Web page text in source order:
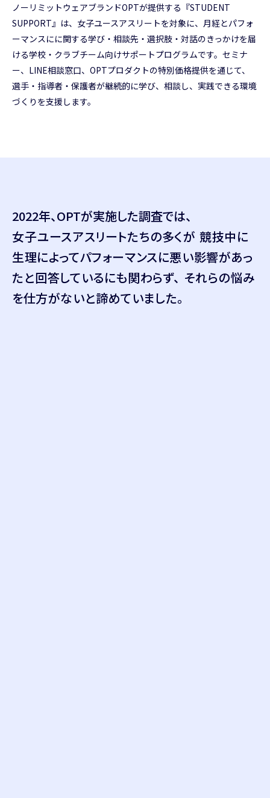
ノーリミットウェアブランドOPTが提供する『STUDENT
SUPPORT』は、女子ユースアスリートを対象に、月経とパフォ
ーマンスにに関する学び・相談先・選択肢・対話のきっかけを届
ける学校・クラブチーム向けサポートプログラムです。セミナ
ー、LINE相談窓口、OPTプロダクトの特別価格提供を通じて、
選手・指導者・保護者が継続的に学び、相談し、実践できる環境
づくりを支援します。
2022年、OPTが実施した調査では、
女子ユースアスリートたちの多くが 競技中に
生理によってパフォーマンスに悪い影響があっ
たと回答しているにも関わらず、 それらの悩み
を仕方がないと諦めていました。